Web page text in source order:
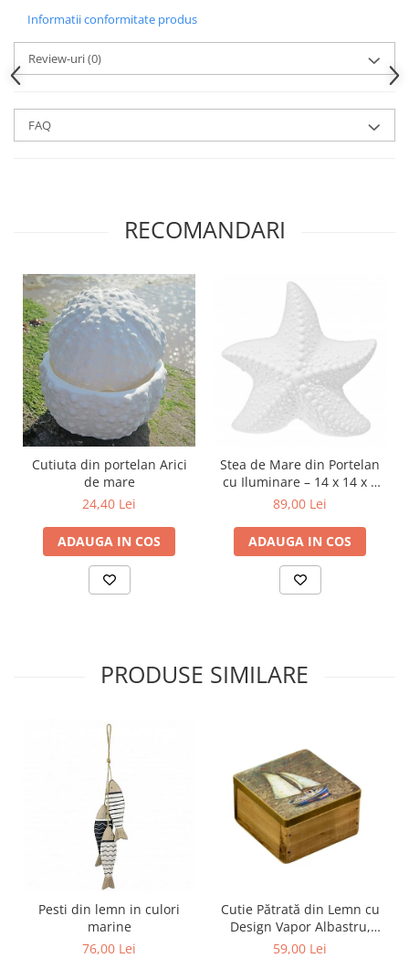
Informatii conformitate produs
Review-uri(0)
FAQ
RECOMANDARI
Cutiuta din portelan Arici
de mare
24,40 Lei
ADAUGA IN COS
Stea de Mare din Portelan
cu Iluminare – 14 x 14 x 7
cm
89,00 Lei
ADAUGA IN COS
PRODUSE SIMILARE
Pesti din lemn in culori
marine
76,00 Lei
Cutie Pătrată din Lemn cu
Design Vapor Albastru,
9*9CM
59,00 Lei